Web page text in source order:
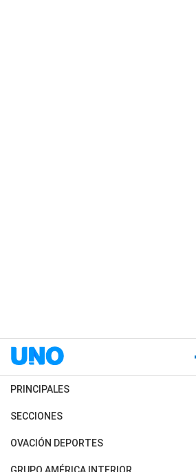
PRINCIPALES
Últimas Noticias
Política
SECCIONES
Horóscopo
Motores
OVACIÓN DEPORTES
Fútbol